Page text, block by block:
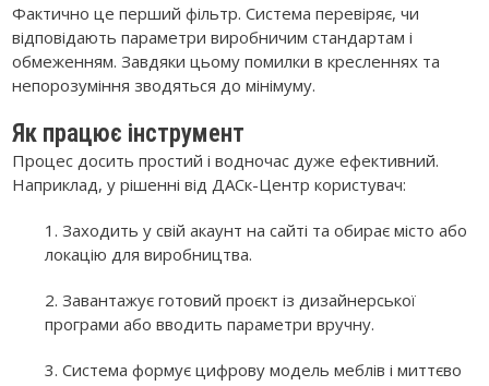
Фактично це перший фільтр. Система перевіряє, чи
відповідають параметри виробничим стандартам і
обмеженням. Завдяки цьому помилки в кресленнях та
непорозуміння зводяться до мінімуму.
Як працює інструмент
Процес досить простий і водночас дуже ефективний.
Наприклад, у рішенні від ДАСк-Центр користувач:
1. Заходить у свій акаунт на сайті та обирає місто або
локацію для виробництва.
2. Завантажує готовий проєкт із дизайнерської
програми або вводить параметри вручну.
3. Система формує цифрову модель меблів і миттєво